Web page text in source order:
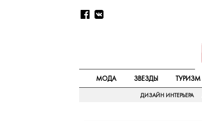
МОДА ЗВЕЗДЫ ТУРИЗМ
ДИЗАЙН ИНТЕРЬЕРА